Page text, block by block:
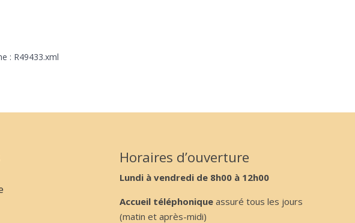
: R49433.xml
Horaires d’ouverture
Lundi à vendredi de 8h00 à 12h00
Accueil téléphonique assuré tous les jours
(matin et après-midi)